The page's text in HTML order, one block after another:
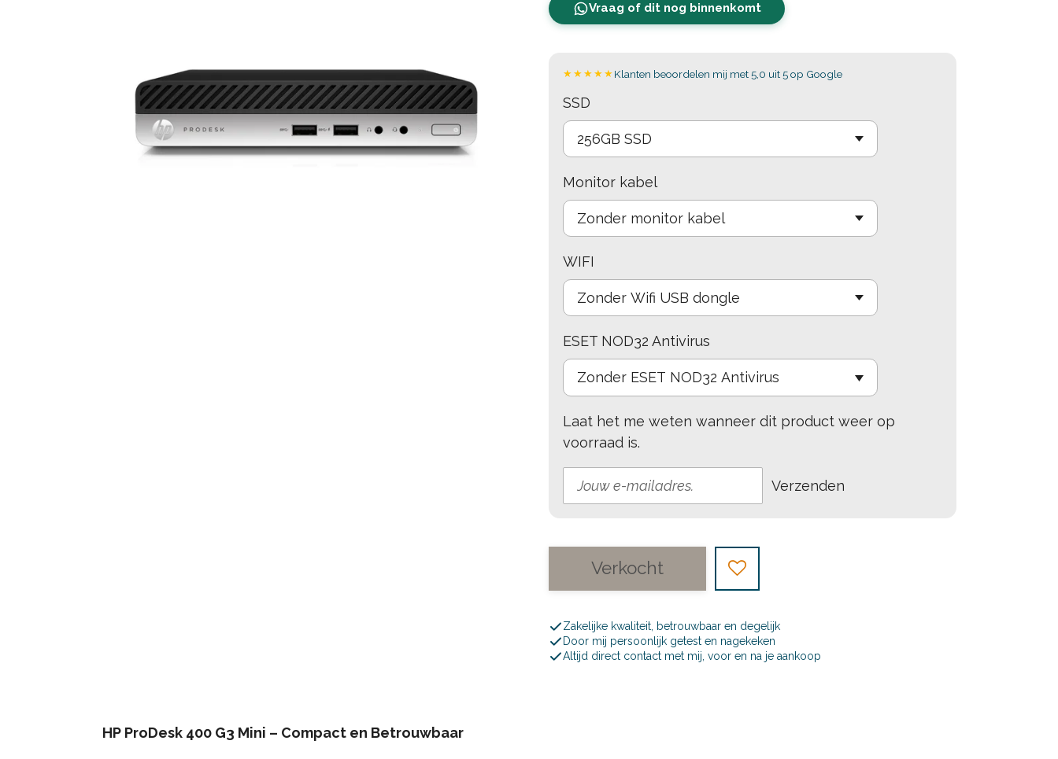
Vraag of dit nog binnenkomt
★★★★★ Klanten beoordelen mij met 5,0 uit 5 op Google
SSD
Monitor kabel
WIFI
ESET NOD32 Antivirus
Laat het me weten wanneer dit product weer op
voorraad is.
Verzenden
Verkocht
Zakelijke kwaliteit, betrouwbaar en degelijk
Door mij persoonlijk getest en nagekeken
Altijd direct contact met mij, voor en na je aankoop
HP ProDesk 400 G3 Mini – Compact en Betrouwbaar